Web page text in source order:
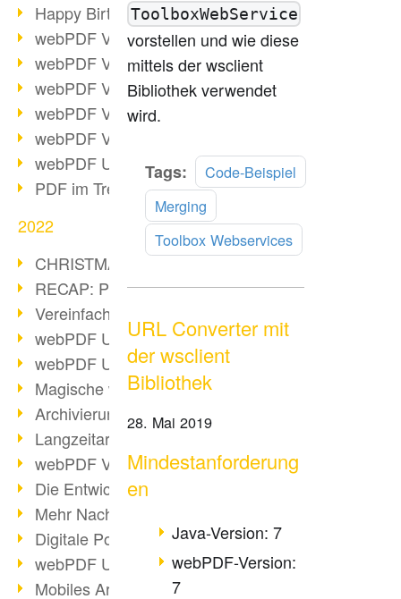
Happy Birthday, PDF!
webPDF Video-Session 4
webPDF Video-Session 3
webPDF Video-Session 2
webPDF Video-Session 1
webPDF Video-Session Termine
webPDF Update 9.0.0.2843
PDF im Trend
2022
CHRISTMAS 2022 loading
RECAP: PDF Days Europe 2022
Vereinfachung Personalprozesse
webPDF Update 8.0.0.2727
webPDF Update 9.0.0.2732
Magische webPDF Version 9
Archivierung: Aufbewahrungsfristen
Langzeitarchivierung mit PDF/A
webPDF Video - Behind the Scenes
Die Entwicklung von PDF/X
Mehr Nachhaltigkeit durch PDF
Digitale Post als PDF/A
webPDF Update 8.0.0.2531
Mobiles Arbeiten mit PDF
ToolboxWebService
vorstellen und wie diese
mittels der wsclient
Bibliothek verwendet
wird.
Tags:
Code-Beispiel
Merging
Toolbox Webservices
URL Converter mit
der wsclient
Bibliothek
28. Mai 2019
Mindestanforderung
en
Java-Version: 7
webPDF-Version:
7